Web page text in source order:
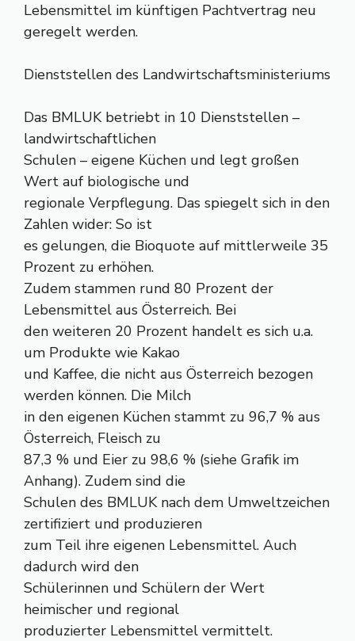
Lebensmittel im künftigen Pachtvertrag neu
geregelt werden.
Dienststellen des Landwirtschaftsministeriums
Das BMLUK betriebt in 10 Dienststellen –
landwirtschaftlichen
Schulen – eigene Küchen und legt großen
Wert auf biologische und
regionale Verpflegung. Das spiegelt sich in den
Zahlen wider: So ist
es gelungen, die Bioquote auf mittlerweile 35
Prozent zu erhöhen.
Zudem stammen rund 80 Prozent der
Lebensmittel aus Österreich. Bei
den weiteren 20 Prozent handelt es sich u.a.
um Produkte wie Kakao
und Kaffee, die nicht aus Österreich bezogen
werden können. Die Milch
in den eigenen Küchen stammt zu 96,7 % aus
Österreich, Fleisch zu
87,3 % und Eier zu 98,6 % (siehe Grafik im
Anhang). Zudem sind die
Schulen des BMLUK nach dem Umweltzeichen
zertifiziert und produzieren
zum Teil ihre eigenen Lebensmittel. Auch
dadurch wird den
Schülerinnen und Schülern der Wert
heimischer und regional
produzierter Lebensmittel vermittelt.